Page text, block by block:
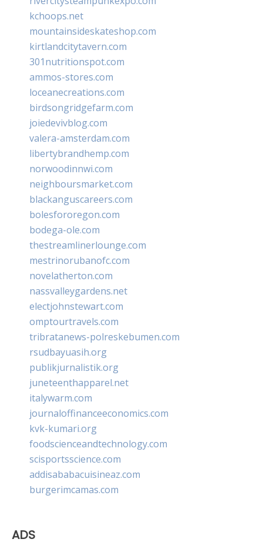
kchoops.net
mountainsideskateshop.com
kirtlandcitytavern.com
301nutritionspot.com
ammos-stores.com
loceanecreations.com
birdsongridgefarm.com
joiedevivblog.com
valera-amsterdam.com
libertybrandhemp.com
norwoodinnwi.com
neighboursmarket.com
blackanguscareers.com
bolesfororegon.com
bodega-ole.com
thestreamlinerlounge.com
mestrinorubanofc.com
novelatherton.com
nassvalleygardens.net
electjohnstewart.com
omptourtravels.com
tribratanews-polreskebumen.com
rsudbayuasih.org
publikjurnalistik.org
juneteenthapparel.net
italywarm.com
journaloffinanceeconomics.com
kvk-kumari.org
foodscienceandtechnology.com
scisportsscience.com
addisababacuisineaz.com
burgerimcamas.com
ADS